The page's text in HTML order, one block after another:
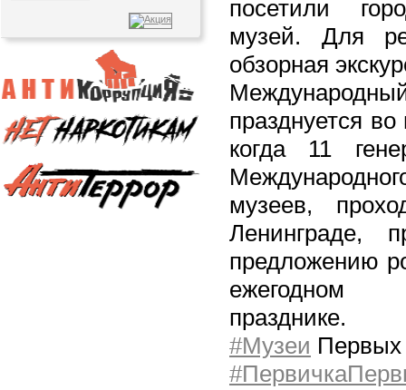
посетили
музей. Для
обзорная
празднуется
когда 11
музеев,
Ленинграде,
предложению
ежегодном
празднике.
#Музеи Первых